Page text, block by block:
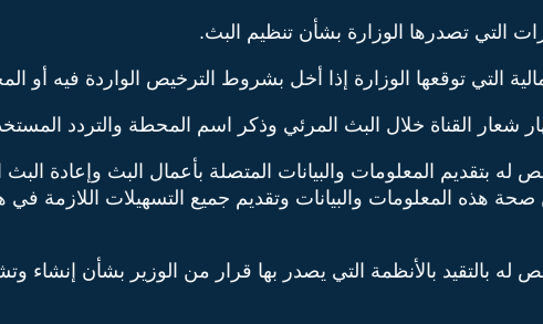
له بتقديم المعلومات والبيانات المتصلة بأعمال البث وإعادة
هذه المعلومات والبيانات وتقديم جميع التسهيلات اللازمة
له بالتقيد بالأنظمة التي يصدر بها قرار من الوزير بشأن إنشاء